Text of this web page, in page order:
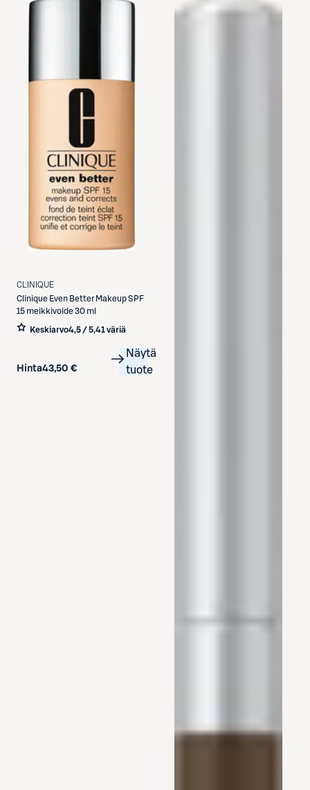
CLINIQUE
Clinique Even Better Makeup SPF
15 meikkivoide 30 ml
Keskiarvo4,5 / 5,41 väriä
Hinta43,50 €
Näytä
tuote